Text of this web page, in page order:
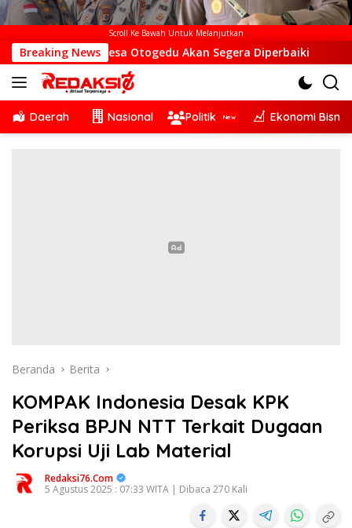
Scroll Ke Bawah Untuk Melanjutkan
Breaking News
di Desa Otogedu Akan Segera Diperbaiki Sinergi
Daerah Nasional Politik Ekonomi Bisnis
Beranda Berita
KOMPAK Indonesia Desak KPK
Periksa BPJN NTT Terkait Dugaan
Korupsi Uji Lab Material
Redaksi76.com
5 Agustus 2025 : 07:33 WITA | Dibaca 270 Kali